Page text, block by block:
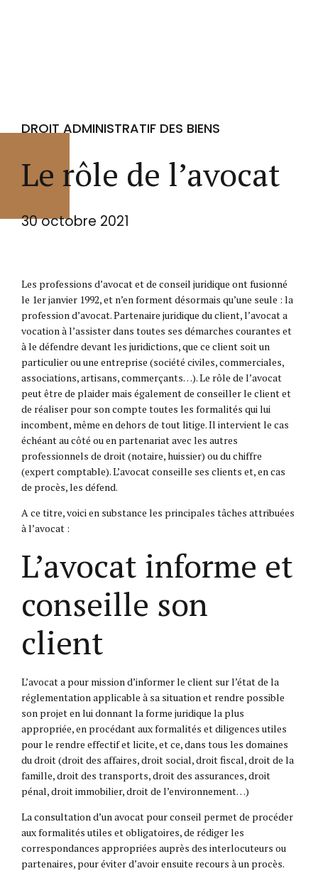
DROIT ADMINISTRATIF DES BIENS
Le rôle de l’avocat
30 octobre 2021
Les professions d’avocat et de conseil juridique ont fusionné
le 1er janvier 1992, et n’en forment désormais qu’une seule : la
profession d’avocat. Partenaire juridique du client, l’avocat a
vocation à l’assister dans toutes ses démarches courantes et
à le défendre devant les juridictions, que ce client soit un
particulier ou une entreprise (société civiles, commerciales,
associations, artisans, commerçants…). Le rôle de l’avocat
peut être de plaider mais également de conseiller le client et
de réaliser pour son compte toutes les formalités qui lui
incombent, même en dehors de tout litige. Il intervient le cas
échéant au côté ou en partenariat avec les autres
professionnels de droit (notaire, huissier) ou du chiffre
(expert comptable). L’avocat conseille ses clients et, en cas
de procès, les défend.
A ce titre, voici en substance les principales tâches attribuées
à l’avocat :
L’avocat informe et
conseille son
client
L’avocat a pour mission d’informer le client sur l’état de la
réglementation applicable à sa situation et rendre possible
son projet en lui donnant la forme juridique la plus
appropriée, en procédant aux formalités et diligences utiles
pour le rendre effectif et licite, et ce, dans tous les domaines
du droit (droit des affaires, droit social, droit fiscal, droit de la
famille, droit des transports, droit des assurances, droit
pénal, droit immobilier, droit de l’environnement…)
La consultation d’un avocat pour conseil permet de procéder
aux formalités utiles et obligatoires, de rédiger les
correspondances appropriées auprès des interlocuteurs ou
partenaires, pour éviter d’avoir ensuite recours à un procès.